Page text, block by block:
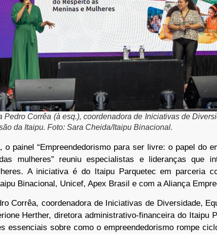
Pedro Corrêa (à esq.), coordenadora de Iniciativas de
da Itaipu. Foto: Sara Cheida/Itaipu Binacional.
o painel “Empreendedorismo para ser livre: o papel do
mulheres” reuniu especialistas e lideranças que
A iniciativa é do Itaipu Parquetec em parceria
Binacional, Unicef, Apex Brasil e com a Aliança
Corrêa, coordenadora de Iniciativas de Diversidade,
Herther, diretora administrativo-financeira do Itaipu
essenciais sobre como o empreendedorismo rompe